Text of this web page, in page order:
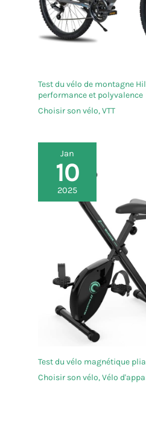
Test du vélo de montagne
performance et polyvalence
Choisir son vélo,VTT
Jan
10
2025
Test du vélo magnétique
Choisir son vélo,Vélo